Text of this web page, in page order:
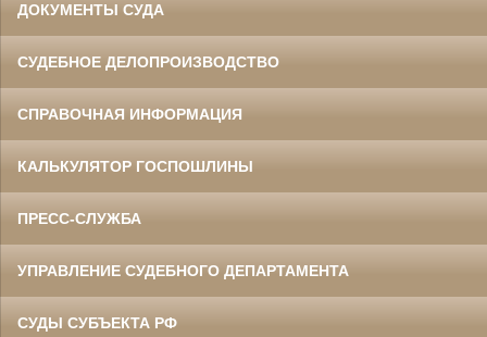
ДОКУМЕНТЫ СУДА
СУДЕБНОЕ ДЕЛОПРОИЗВОДСТВО
СПРАВОЧНАЯ ИНФОРМАЦИЯ
КАЛЬКУЛЯТОР ГОСПОШЛИНЫ
ПРЕСС-СЛУЖБА
УПРАВЛЕНИЕ СУДЕБНОГО ДЕПАРТАМЕНТА
СУДЫ СУБЪЕКТА РФ